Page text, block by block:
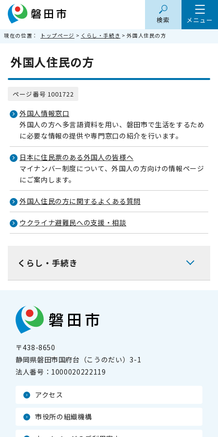
メニュー
検索
現在の位置： トップページ > くらし・手続き > 外国人住民の方
外国人住民の方
ページ番号 1001722
外国人情報窓口
外国人の方へ多言語資料を用い、磐田市で生活をするため
に必要な情報の提供や専門窓口の紹介を行います。
日本に住民票のある外国人の皆様へ
マイナンバー制度について、外国人の方向けの情報ページ
にご案内します。
外国人住民の方に関するよくある質問
ウクライナ避難民への支援・相談
くらし・手続き
〒438-8650
静岡県磐田市国府台（こうのだい）3-1
法人番号： 1000020222119
アクセス
市役所の組織機構